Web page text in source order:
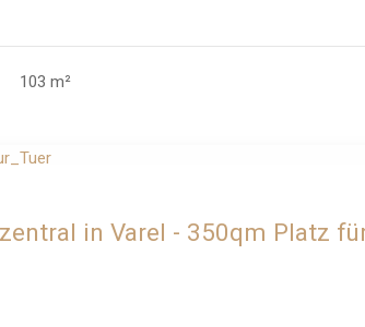
103 m²
in Varel - 350qm Platz